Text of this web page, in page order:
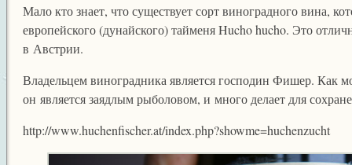
Мало кто знает, что существует сорт виноградного вина,
европейского (дунайского) тайменя Hucho hucho. Это
в Австрии.
Владельцем виноградника является господин Фишер. Как
он является заядлым рыболовом, и много делает для
http://www.huchenfischer.at/index.php?showme=huchenzucht